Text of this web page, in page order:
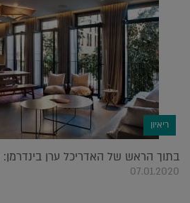
ריאיון
בתוך הראש של האדריכל ערן בינדרמן:
07.01.2020